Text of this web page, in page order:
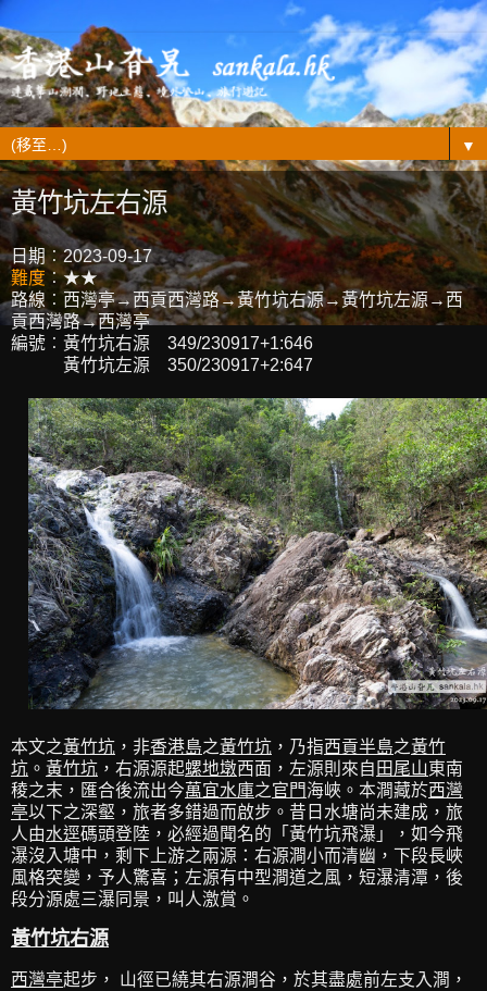
▼
黃竹坑左右源
日期︰2023-09-17
難度 ︰★★
路線︰西灣亭→西貢西灣路→黃竹坑右源→黃竹坑左源→西
貢西灣路→西灣亭
編號︰黃竹坑右源 349/230917+1:646
黃竹坑左源 350/230917+2:647
本文之黃竹坑 ，非香港島之黃竹坑 ，乃指西貢半島之黃竹
坑 。 黃竹坑 ，右源源起螺地墩西面，左源則來自 田尾山東南
稜之末，匯合後流出今萬宜水庫之官門海峽。本澗藏於西灣
亭以下之深壑，旅者多錯過而啟步。昔日水塘尚未建成，旅
人由水逕碼頭登陸，必經過聞名的「黃竹坑飛瀑」，如今飛
瀑沒入塘中，剩下上游之兩源：右源澗小而清幽，下段長峽
風格突變，予人驚喜；左源有中型澗道之風，短瀑清潭，後
段分源處三瀑同景，叫人激賞。
黃竹坑右源
西灣亭起步， 山徑已繞其右源澗谷，於其盡處前左支入澗，